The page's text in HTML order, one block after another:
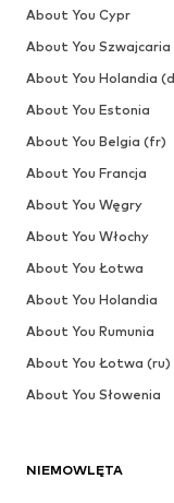
NIEMOWLĘTA
About You Cypr
About You Szwajcaria
About You Holandia
About You Estonia
About You Belgia (fr)
About You Francja
About You Węgry
About You Włochy
About You Łotwa
About You Holandia
About You Rumunia
About You Łotwa (ru)
About You Słowenia